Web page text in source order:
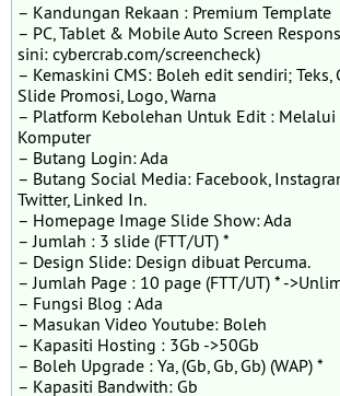
– Kandungan Rekaan : Premium Template
– PC, Tablet & Mobile Auto Screen
sini: cybercrab.com/screencheck)
– Kemaskini CMS: Boleh edit sendiri; Teks,
Slide Promosi, Logo, Warna
– Platform Kebolehan Untuk Edit :
Komputer
– Butang Login: Ada
– Butang Social Media: Facebook,
Twitter, Linked In.
– Homepage Image Slide Show: Ada
– Jumlah : 3 slide (FTT/UT) *
– Design Slide: Design dibuat Percuma.
– Jumlah Page : 10 page (FTT/UT) * -
– Fungsi Blog : Ada
– Masukan Video Youtube: Boleh
– Kapasiti Hosting : 3Gb ->50Gb
– Boleh Upgrade : Ya, (Gb, Gb, Gb) (WAP) *
– Kapasiti Bandwith: Gb